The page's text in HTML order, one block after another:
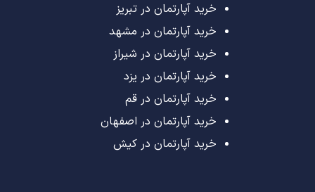
خرید آپارتمان در تبریز
خرید آپارتمان در مشهد
خرید آپارتمان در شیراز
خرید آپارتمان در یزد
خرید آپارتمان در قم
خرید آپارتمان در اصفهان
خرید آپارتمان در کیش